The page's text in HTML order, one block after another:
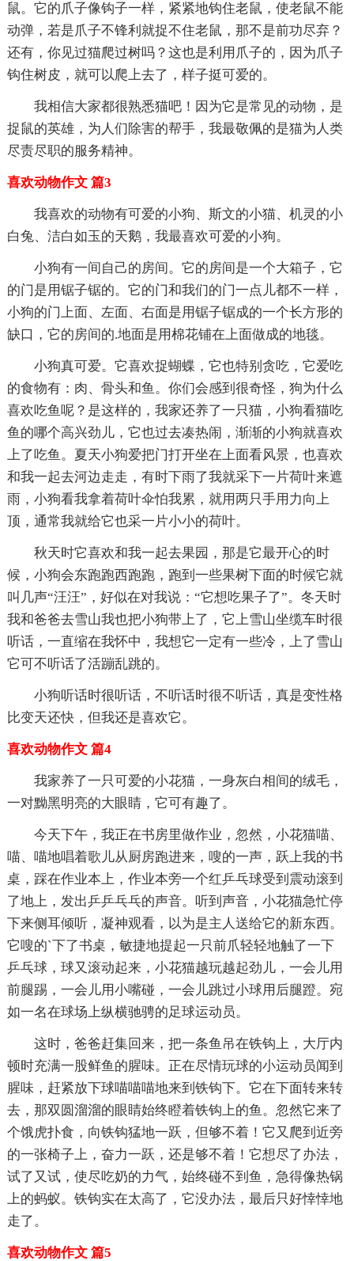
鼠。它的爪子像钩子一样，紧紧地钩住老鼠，使老鼠不能
动弹，若是爪子不锋利就捉不住老鼠，那不是前功尽弃？
还有，你见过猫爬过树吗？这也是利用爪子的，因为爪子
钩住树皮，就可以爬上去了，样子挺可爱的。
我相信大家都很熟悉猫吧！因为它是常见的动物，是
捉鼠的英雄，为人们除害的帮手，我最敬佩的是猫为人类
尽责尽职的服务精神。
喜欢动物作文 篇3
我喜欢的动物有可爱的小狗、斯文的小猫、机灵的小
白兔、洁白如玉的天鹅，我最喜欢可爱的小狗。
小狗有一间自己的房间。它的房间是一个大箱子，它
的门是用锯子锯的。它的门和我们的门一点儿都不一样，
小狗的门上面、左面、右面是用锯子锯成的一个长方形的
缺口，它的房间的.地面是用棉花铺在上面做成的地毯。
小狗真可爱。它喜欢捉蝴蝶，它也特别贪吃，它爱吃
的食物有：肉、骨头和鱼。你们会感到很奇怪，狗为什么
喜欢吃鱼呢？是这样的，我家还养了一只猫，小狗看猫吃
鱼的哪个高兴劲儿，它也过去凑热闹，渐渐的小狗就喜欢
上了吃鱼。夏天小狗爱把门打开坐在上面看风景，也喜欢
和我一起去河边走走，有时下雨了我就采下一片荷叶来遮
雨，小狗看我拿着荷叶伞怕我累，就用两只手用力向上
顶，通常我就给它也采一片小小的荷叶。
秋天时它喜欢和我一起去果园，那是它最开心的时
候，小狗会东跑跑西跑跑，跑到一些果树下面的时候它就
叫几声“汪汪”，好似在对我说：“它想吃果子了”。冬天时
我和爸爸去雪山我也把小狗带上了，它上雪山坐缆车时很
听话，一直缩在我怀中，我想它一定有一些冷，上了雪山
它可不听话了活蹦乱跳的。
小狗听话时很听话，不听话时很不听话，真是变性格
比变天还快，但我还是喜欢它。
喜欢动物作文 篇4
我家养了一只可爱的小花猫，一身灰白相间的绒毛，
一对黝黑明亮的大眼睛，它可有趣了。
今天下午，我正在书房里做作业，忽然，小花猫喵、
喵、喵地唱着歌儿从厨房跑进来，嗖的一声，跃上我的书
桌，踩在作业本上，作业本旁一个红乒乓球受到震动滚到
了地上，发出乒乒乓乓的声音。听到声音，小花猫急忙停
下来侧耳倾听，凝神观看，以为是主人送给它的新东西。
它嗖的`下了书桌，敏捷地提起一只前爪轻轻地触了一下
乒乓球，球又滚动起来，小花猫越玩越起劲儿，一会儿用
前腿踢，一会儿用小嘴碰，一会儿跳过小球用后腿蹬。宛
如一名在球场上纵横驰骋的足球运动员。
这时，爸爸赶集回来，把一条鱼吊在铁钩上，大厅内
顿时充满一股鲜鱼的腥味。正在尽情玩球的小运动员闻到
腥味，赶紧放下球喵喵喵地来到铁钩下。它在下面转来转
去，那双圆溜溜的眼睛始终瞪着铁钩上的鱼。忽然它来了
个饿虎扑食，向铁钩猛地一跃，但够不着！它又爬到近旁
的一张椅子上，奋力一跃，还是够不着！它想尽了办法，
试了又试，使尽吃奶的力气，始终碰不到鱼，急得像热锅
上的蚂蚁。铁钩实在太高了，它没办法，最后只好悻悻地
走了。
喜欢动物作文 篇5